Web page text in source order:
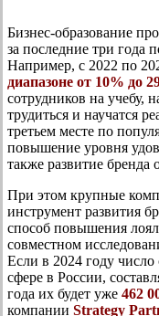
Бизнес-образование
за последние три года
Например, с 2022 по
диапазоне от 10% до
сотрудников на учебу,
трудиться и научатся
третьем месте по
повышение уровня
также развитие бренда
При этом крупные
инструмент развития
способ повышения
совместном
Если в 2024 году
сфере в России,
года их будет уже 462
компании Strategy